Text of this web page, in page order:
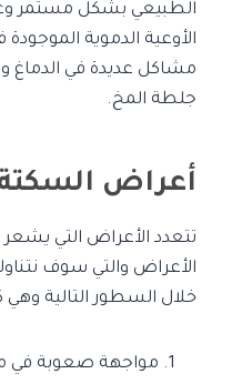
الطبيعي بشكل مستمر
الأوعية الدموية
مشاكل عديدة في الدماغ
جلطة المخ.
أعراض السكتة
تتعدد الأعراض التي
الأعراض والتي سوف
خلال السطور التالية وهي
مواجهة صعوبة في